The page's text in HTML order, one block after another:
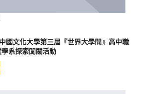
國文化大學第三屆『世界大學問』高中職
系探索闖關活動